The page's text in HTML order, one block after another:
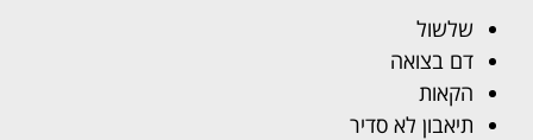
שלשול
דם בצואה
הקאות
תיאבון לא סדיר